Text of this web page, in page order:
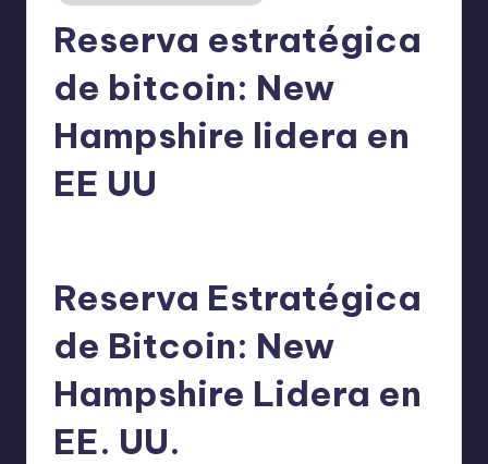
Reserva estratégica
de bitcoin: New
Hampshire lidera en
EE UU
Reserva Estratégica
de Bitcoin: New
Hampshire Lidera en
EE. UU.